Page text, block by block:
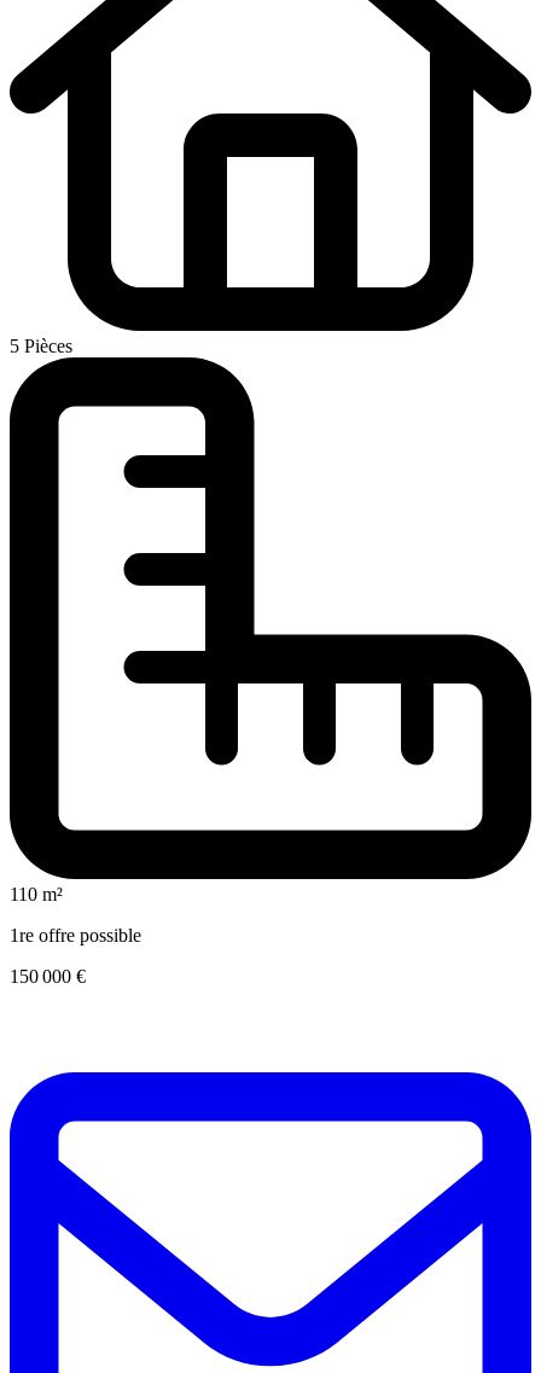
5 Pièces
110 m²
1re offre possible
150 000 €